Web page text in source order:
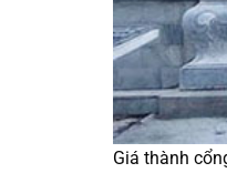
Giá thành